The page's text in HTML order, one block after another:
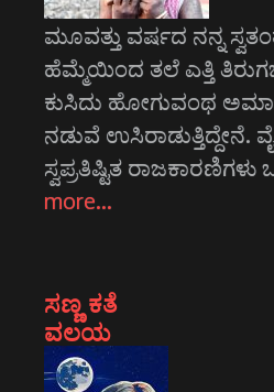
ಮೂವತ್ತು ವರ್ಷದ ನನ್ನ
ಹೆಮ್ಮೆಯಿಂದ ತಲೆ ಎತ್ತಿ
ಕುಸಿದು ಹೋಗುವಂಥ
ನಡುವೆ ಉಸಿರಾಡುತ್ತಿದ್ದೇನೆ.
ಸ್ವಪ್ರತಿಷ್ಟಿತ ರಾಜಕಾರಣಿಗಳು
more…
ಸಣ್ಣ ಕತೆ
ವಲಯ